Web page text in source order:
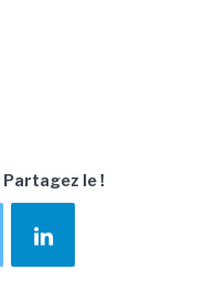
Partagez le !